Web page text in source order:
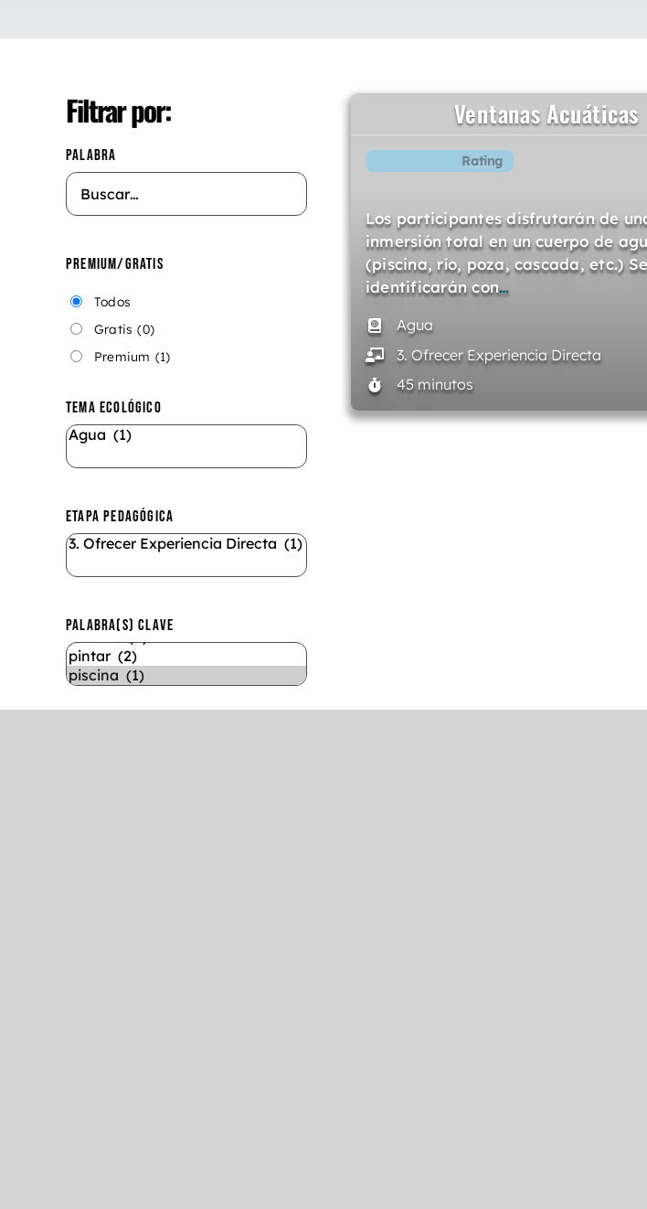
Filtrar por:
PALABRA
PREMIUM/GRATIS
Todos
Gratis (0)
Premium (1)
TEMA ECOLÓGICO
ETAPA PEDAGÓGICA
PALABRA(S) CLAVE
Ventanas Acuáticas
Rating
Los participantes disfrutarán de
inmersión total en un cuerpo de
(piscina, río, poza, cascada, etc.) Se
identificarán con…
Agua
3. Ofrecer Experiencia Directa
45 minutos